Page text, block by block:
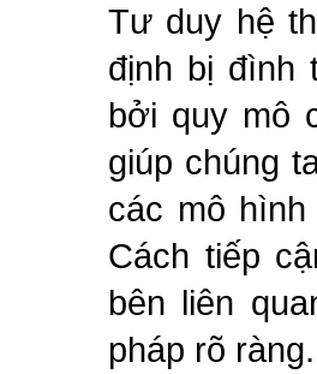
Tư duy hệ
định bị đình
bởi quy mô
giúp chúng
các mô
Cách tiếp
bên liên
pháp rõ ràng.